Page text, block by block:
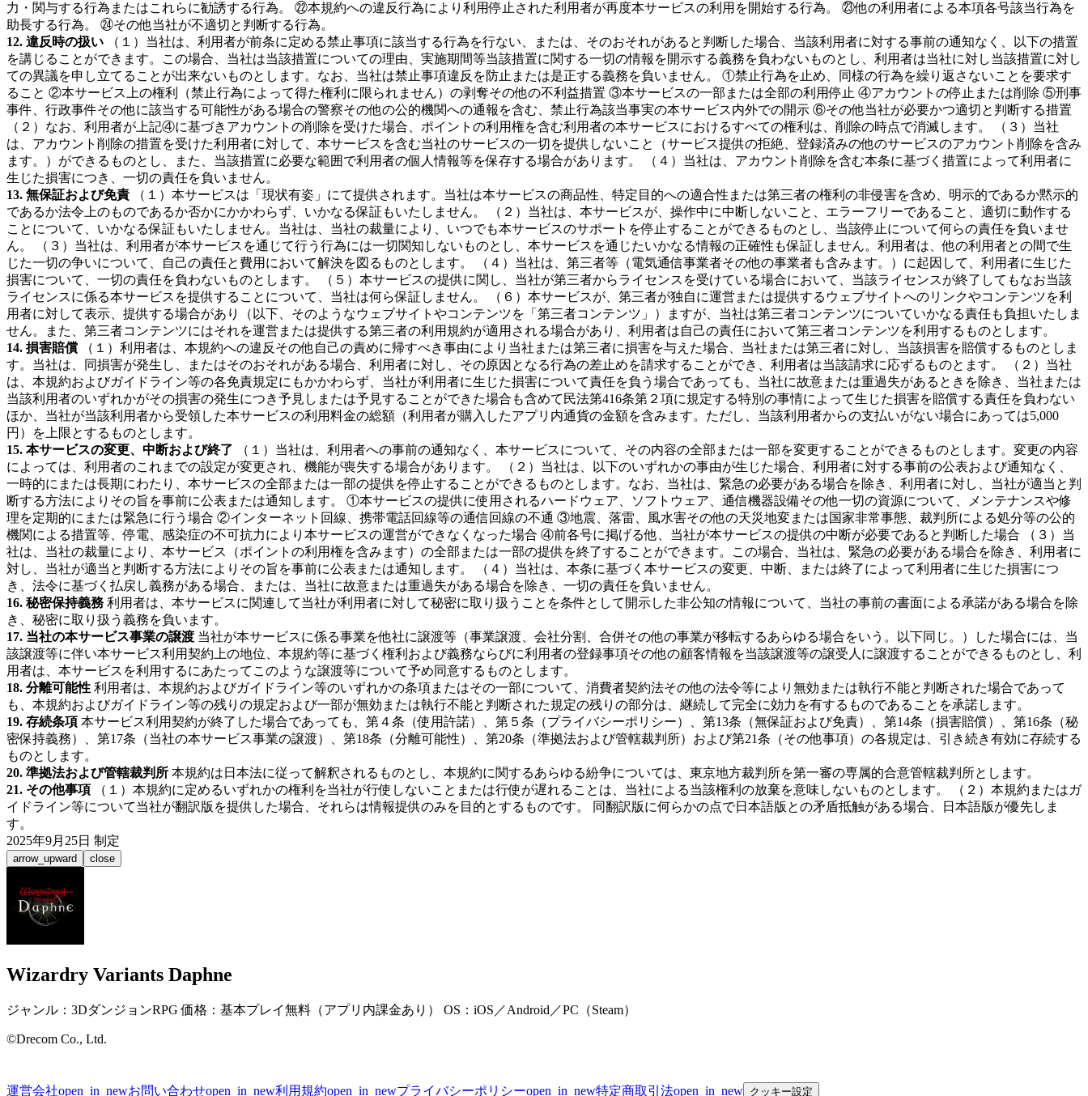
力・関与する行為またはこれらに勧誘する行為。 ㉒本規約への違反行為により利用停止された利用者が再度本サービスの利用を開始する行為。 ㉓他の利用者による本項各号該当行為を
助長する行為。 ㉔その他当社が不適切と判断する行為。
12. 違反時の扱い （１）当社は、利用者が前条に定める禁止事項に該当する行為を行ない、または、そのおそれがあると判断した場合、当該利用者に対する事前の通知なく、以下の措置
を講じることができます。この場合、当社は当該措置についての理由、実施期間等当該措置に関する一切の情報を開示する義務を負わないものとし、利用者は当社に対し当該措置に対し
ての異議を申し立てることが出来ないものとします。なお、当社は禁止事項違反を防止または是正する義務を負いません。 ①禁止行為を止め、同様の行為を繰り返さないことを要求す
ること ②本サービス上の権利（禁止行為によって得た権利に限られません）の剥奪その他の不利益措置 ③本サービスの一部または全部の利用停止 ④アカウントの停止または削除 ⑤刑事
事件、行政事件その他に該当する可能性がある場合の警察その他の公的機関への通報を含む、禁止行為該当事実の本サービス内外での開示 ⑥その他当社が必要かつ適切と判断する措置
（２）なお、利用者が上記④に基づきアカウントの削除を受けた場合、ポイントの利用権を含む利用者の本サービスにおけるすべての権利は、削除の時点で消滅します。 （３）当社
は、アカウント削除の措置を受けた利用者に対して、本サービスを含む当社のサービスの一切を提供しないこと（サービス提供の拒絶、登録済みの他のサービスのアカウント削除を含み
ます。）ができるものとし、また、当該措置に必要な範囲で利用者の個人情報等を保存する場合があります。 （４）当社は、アカウント削除を含む本条に基づく措置によって利用者に
生じた損害につき、一切の責任を負いません。
13. 無保証および免責 （１）本サービスは「現状有姿」にて提供されます。当社は本サービスの商品性、特定目的への適合性または第三者の権利の非侵害を含め、明示的であるか黙示的
であるか法令上のものであるか否かにかかわらず、いかなる保証もいたしません。 （２）当社は、本サービスが、操作中に中断しないこと、エラーフリーであること、適切に動作する
ことについて、いかなる保証もいたしません。当社は、当社の裁量により、いつでも本サービスのサポートを停止することができるものとし、当該停止について何らの責任を負いませ
ん。 （３）当社は、利用者が本サービスを通じて行う行為には一切関知しないものとし、本サービスを通じたいかなる情報の正確性も保証しません。利用者は、他の利用者との間で生
じた一切の争いについて、自己の責任と費用において解決を図るものとします。 （４）当社は、第三者等（電気通信事業者その他の事業者も含みます。）に起因して、利用者に生じた
損害について、一切の責任を負わないものとします。 （５）本サービスの提供に関し、当社が第三者からライセンスを受けている場合において、当該ライセンスが終了してもなお当該
ライセンスに係る本サービスを提供することについて、当社は何ら保証しません。 （６）本サービスが、第三者が独自に運営または提供するウェブサイトへのリンクやコンテンツを利
用者に対して表示、提供する場合があり（以下、そのようなウェブサイトやコンテンツを「第三者コンテンツ」）ますが、当社は第三者コンテンツについていかなる責任も負担いたしま
せん。また、第三者コンテンツにはそれを運営または提供する第三者の利用規約が適用される場合があり、利用者は自己の責任において第三者コンテンツを利用するものとします。
14. 損害賠償 （１）利用者は、本規約への違反その他自己の責めに帰すべき事由により当社または第三者に損害を与えた場合、当社または第三者に対し、当該損害を賠償するものとしま
す。当社は、同損害が発生し、またはそのおそれがある場合、利用者に対し、その原因となる行為の差止めを請求することができ、利用者は当該請求に応ずるものとます。 （２）当社
は、本規約およびガイドライン等の各免責規定にもかかわらず、当社が利用者に生じた損害について責任を負う場合であっても、当社に故意または重過失があるときを除き、当社または
当該利用者のいずれかがその損害の発生につき予見しまたは予見することができた場合も含めて民法第416条第２項に規定する特別の事情によって生じた損害を賠償する責任を負わない
ほか、当社が当該利用者から受領した本サービスの利用料金の総額（利用者が購入したアプリ内通貨の金額を含みます。ただし、当該利用者からの支払いがない場合にあっては5,000
円）を上限とするものとします。
15. 本サービスの変更、中断および終了 （１）当社は、利用者への事前の通知なく、本サービスについて、その内容の全部または一部を変更することができるものとします。変更の内容
によっては、利用者のこれまでの設定が変更され、機能が喪失する場合があります。 （２）当社は、以下のいずれかの事由が生じた場合、利用者に対する事前の公表および通知なく、
一時的にまたは長期にわたり、本サービスの全部または一部の提供を停止することができるものとします。なお、当社は、緊急の必要がある場合を除き、利用者に対し、当社が適当と判
断する方法によりその旨を事前に公表または通知します。 ①本サービスの提供に使用されるハードウェア、ソフトウェア、通信機器設備その他一切の資源について、メンテナンスや修
理を定期的にまたは緊急に行う場合 ②インターネット回線、携帯電話回線等の通信回線の不通 ③地震、落雷、風水害その他の天災地変または国家非常事態、裁判所による処分等の公的
機関による措置等、停電、感染症の不可抗力により本サービスの運営ができなくなった場合 ④前各号に掲げる他、当社が本サービスの提供の中断が必要であると判断した場合 （３）当
社は、当社の裁量により、本サービス（ポイントの利用権を含みます）の全部または一部の提供を終了することができます。この場合、当社は、緊急の必要がある場合を除き、利用者に
対し、当社が適当と判断する方法によりその旨を事前に公表または通知します。 （４）当社は、本条に基づく本サービスの変更、中断、または終了によって利用者に生じた損害につ
き、法令に基づく払戻し義務がある場合、または、当社に故意または重過失がある場合を除き、一切の責任を負いません。
16. 秘密保持義務 利用者は、本サービスに関連して当社が利用者に対して秘密に取り扱うことを条件として開示した非公知の情報について、当社の事前の書面による承諾がある場合を除
き、秘密に取り扱う義務を負います。
17. 当社の本サービス事業の譲渡 当社が本サービスに係る事業を他社に譲渡等（事業譲渡、会社分割、合併その他の事業が移転するあらゆる場合をいう。以下同じ。）した場合には、当
該譲渡等に伴い本サービス利用契約上の地位、本規約等に基づく権利および義務ならびに利用者の登録事項その他の顧客情報を当該譲渡等の譲受人に譲渡することができるものとし、利
用者は、本サービスを利用するにあたってこのような譲渡等について予め同意するものとします。
18. 分離可能性 利用者は、本規約およびガイドライン等のいずれかの条項またはその一部について、消費者契約法その他の法令等により無効または執行不能と判断された場合であって
も、本規約およびガイドライン等の残りの規定および一部が無効または執行不能と判断された規定の残りの部分は、継続して完全に効力を有するものであることを承諾します。
19. 存続条項 本サービス利用契約が終了した場合であっても、第４条（使用許諾）、第５条（プライバシーポリシー）、第13条（無保証および免責）、第14条（損害賠償）、第16条（秘
密保持義務）、第17条（当社の本サービス事業の譲渡）、第18条（分離可能性）、第20条（準拠法および管轄裁判所）および第21条（その他事項）の各規定は、引き続き有効に存続する
ものとします。
20. 準拠法および管轄裁判所 本規約は日本法に従って解釈されるものとし、本規約に関するあらゆる紛争については、東京地方裁判所を第一審の専属的合意管轄裁判所とします。
21. その他事項 （１）本規約に定めるいずれかの権利を当社が行使しないことまたは行使が遅れることは、当社による当該権利の放棄を意味しないものとします。 （２）本規約またはガ
イドライン等について当社が翻訳版を提供した場合、それらは情報提供のみを目的とするものです。 同翻訳版に何らかの点で日本語版との矛盾抵触がある場合、日本語版が優先しま
す。
2025年9月25日 制定
arrow_upward close
Wizardry Variants Daphne
ジャンル：3DダンジョンRPG 価格：基本プレイ無料（アプリ内課金あり） OS：iOS／Android／PC（Steam）
©Drecom Co., Ltd.
運営会社open_in_newお問い合わせopen_in_new利用規約open_in_newプライバシーポリシーopen_in_new特定商取引法open_in_new クッキー設定